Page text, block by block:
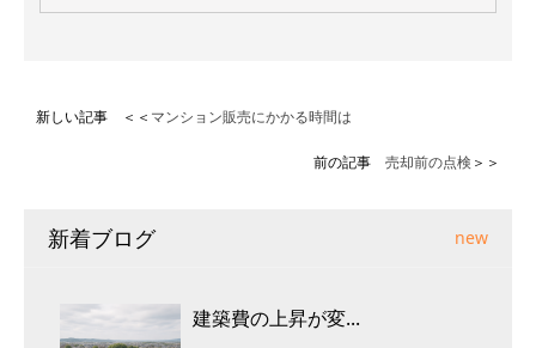
新しい記事 ＜＜ マンション販売にかかる時間は
前の記事 売却前の点検 ＞＞
新着ブログ new
建築費の上昇が変...